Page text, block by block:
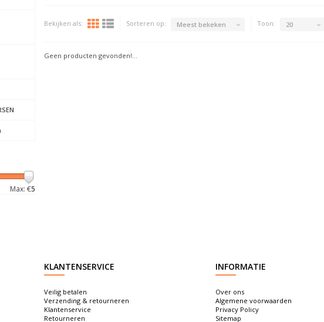
Max: €5
Bekijken als: Sorteren op: Meest bekeken Toon: 20
Geen producten gevonden!...
KLANTENSERVICE
Veilig betalen
Verzending & retourneren
Klantenservice
Retourneren
INFORMATIE
Over ons
Algemene voorwaarden
Privacy Policy
Sitemap